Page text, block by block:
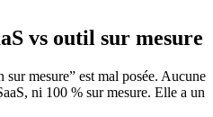
vs outil sur mesure
mesure” est mal posée. Aucune
ni 100 % sur mesure. Elle a un